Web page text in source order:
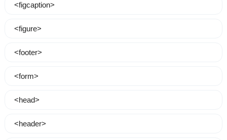
<figcaption>
<figure>
<footer>
<form>
<head>
<header>